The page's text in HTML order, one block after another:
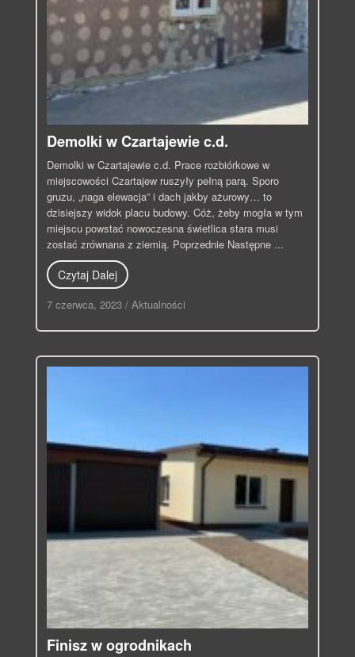
Demolki w Czartajewie c.d.
Demolki w Czartajewie c.d. Prace rozbiórkowe w
miejscowości Czartajew ruszyły pełną parą. Sporo
gruzu, „naga elewacja” i dach jakby ażurowy… to
dzisiejszy widok placu budowy. Cóż, żeby mogła w tym
miejscu powstać nowoczesna świetlica stara musi
zostać zrównana z ziemią. Poprzednie Następne ...
Czytaj Dalej
7 czerwca, 2023 / Aktualności
Finisz w ogrodnikach